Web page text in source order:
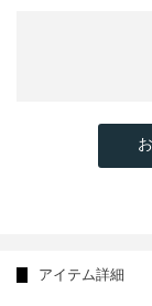
アイテム詳細